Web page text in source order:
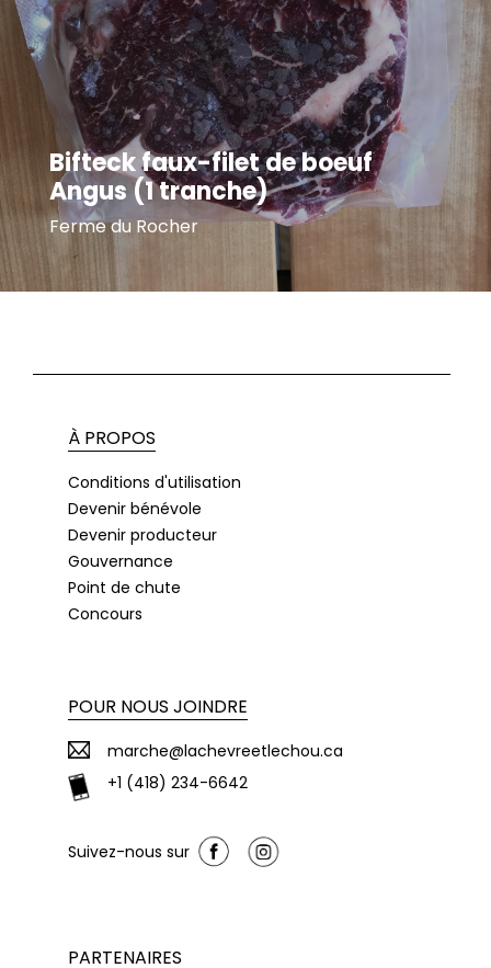
Bifteck faux-filet de boeuf
Angus (1 tranche)
Ferme du Rocher
À PROPOS
Conditions d'utilisation
Devenir bénévole
Devenir producteur
Gouvernance
Point de chute
Concours
POUR NOUS JOINDRE
marche@lachevreetlechou.ca
+1 (418) 234-6642
Suivez-nous sur
PARTENAIRES